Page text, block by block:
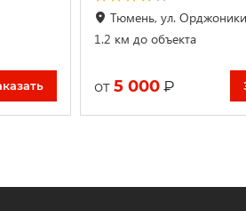
Тюмень, ул.
1.2 км до объекта
от 5 000 ₽